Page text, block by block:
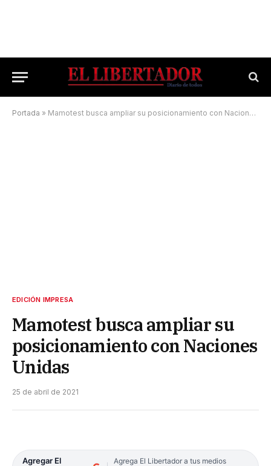
Portada » Mamotest busca ampliar su posicionamiento con Naciones Unidas
EDICIÓN IMPRESA
Mamotest busca ampliar su
posicionamiento con Naciones
Unidas
25 de abril de 2021
Agregar El
Agrega El Libertador a tus medios